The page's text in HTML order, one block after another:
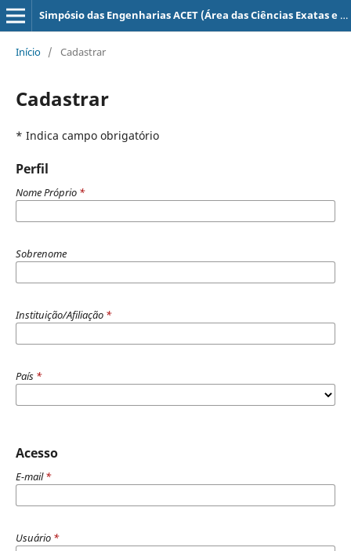
Simpósio das Engenharias ACET (Área das Ciências Exatas e Tecnológicas) – anais eletrônicos
Início / Cadastrar
Cadastrar
* Indica campo obrigatório
Perfil
Nome Próprio *
Sobrenome
Instituição/Afiliação *
País *
Acesso
E-mail*
Usuário *